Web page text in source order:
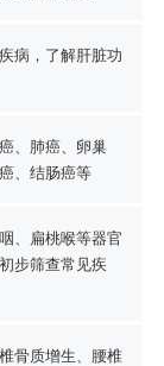
病，了解肝脏功
、肺癌、卵巢
、结肠癌等
、扁桃喉等器官
步筛查常见疾
骨质增生、腰椎